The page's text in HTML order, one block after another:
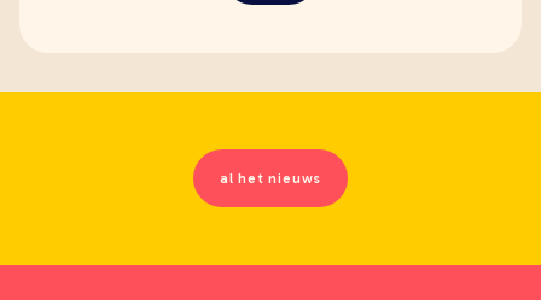
al het nieuws